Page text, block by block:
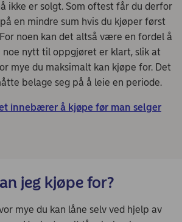
ikke er solgt. Som oftest får du derfor
en mindre sum hvis du kjøper først
noen kan det altså være en fordel å
noe nytt til oppgjøret er klart, slik at
mye du maksimalt kan kjøpe for. Det
belage seg på å leie en periode.
innebærer å kjøpe før man selger
jeg kjøpe for?
mye du kan låne selv ved hjelp av